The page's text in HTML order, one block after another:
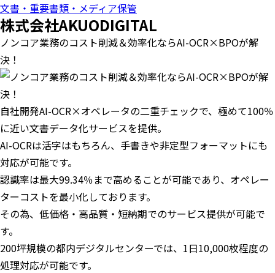
文書・重要書類・メディア保管
株式会社AKUODIGITAL
ノンコア業務のコスト削減＆効率化ならAI-OCR×BPOが解
決！
自社開発AI-OCR×オペレータの二重チェックで、極めて100％
に近い文書データ化サービスを提供。
AI-OCRは活字はもちろん、手書きや非定型フォーマットにも
対応が可能です。
認識率は最大99.34％まで高めることが可能であり、オペレー
ターコストを最小化しております。
その為、低価格・高品質・短納期でのサービス提供が可能で
す。
200坪規模の都内デジタルセンターでは、1日10,000枚程度の
処理対応が可能です。